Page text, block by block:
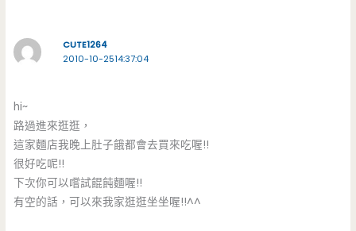
CUTE1264
2010-10-2514:37:04
hi~
路過進來逛逛，
這家麵店我晚上肚子餓都會去買來吃喔!!
很好吃呢!!
下次你可以嚐試餛飩麵喔!!
有空的話，可以來我家逛逛坐坐喔!!^^